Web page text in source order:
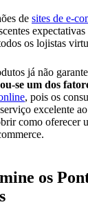
de sites de e-
expectativas
os lojistas
já não
se um dos
, pois os
excelente
como oferecer
os